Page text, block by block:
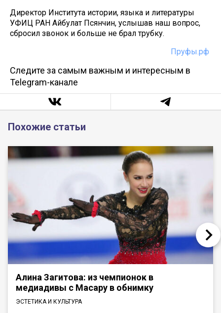
Директор Института истории, языка и литературы
УФИЦ РАН Айбулат Псянчин, услышав наш вопрос,
сбросил звонок и больше не брал трубку.
Пруфы.рф
Следите за самым важным и интересным в
Telegram-канале
Похожие статьи
Алина Загитова: из чемпионок в
медиадивы с Масару в обнимку
ЭСТЕТИКА И КУЛЬТУРА